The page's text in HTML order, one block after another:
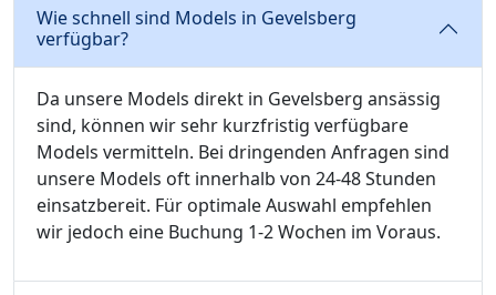
Wie schnell sind Models in Gevelsberg
verfügbar?
Da unsere Models direkt in Gevelsberg ansässig
sind, können wir sehr kurzfristig verfügbare
Models vermitteln. Bei dringenden Anfragen sind
unsere Models oft innerhalb von 24-48 Stunden
einsatzbereit. Für optimale Auswahl empfehlen
wir jedoch eine Buchung 1-2 Wochen im Voraus.